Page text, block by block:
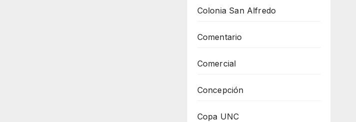
Colonia San Alfredo
Comentario
Comercial
Concepción
Copa UNC